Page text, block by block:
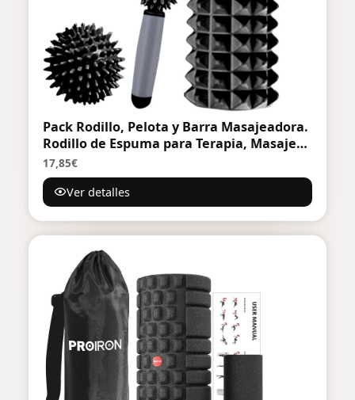
Pack Rodillo, Pelota y Barra Masajeadora.
Rodillo de Espuma para Terapia, Masaje
Muscular, Pilates y Yoga. Fitness Foam
Roller. Cilindro de gomaespuma para
alivio de dolores y entrenamiento 45cm
17,85€
Ver detalles